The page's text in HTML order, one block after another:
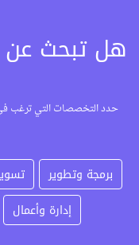
هل تبحث عن
حدد التخصصات التي ترغب في
برمجة وتطوير
إدارة وأعمال